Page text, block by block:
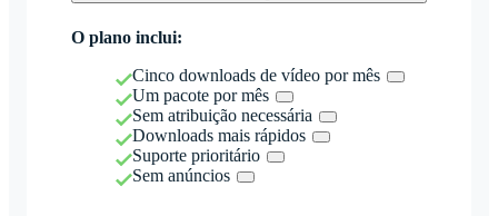
O plano inclui:
Cinco downloads de vídeo por mês
Um pacote por mês
Sem atribuição necessária
Downloads mais rápidos
Suporte prioritário
Sem anúncios